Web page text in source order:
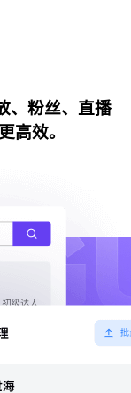
、粉丝、直播
高效。